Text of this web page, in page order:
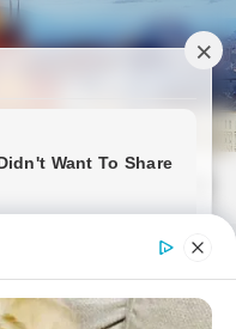
Search